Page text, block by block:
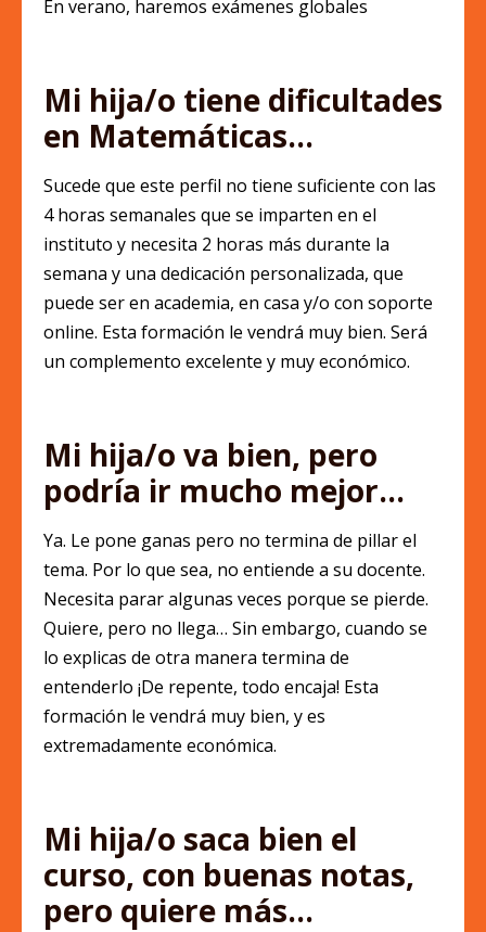
En verano, haremos exámenes globales
Mi hija/o tiene dificultades
en Matemáticas…
Sucede que este perfil no tiene suficiente con las
4 horas semanales que se imparten en el
instituto y necesita 2 horas más durante la
semana y una dedicación personalizada, que
puede ser en academia, en casa y/o con soporte
online. Esta formación le vendrá muy bien. Será
un complemento excelente y muy económico.
Mi hija/o va bien, pero
podría ir mucho mejor…
Ya. Le pone ganas pero no termina de pillar el
tema. Por lo que sea, no entiende a su docente.
Necesita parar algunas veces porque se pierde.
Quiere, pero no llega… Sin embargo, cuando se
lo explicas de otra manera termina de
entenderlo ¡De repente, todo encaja! Esta
formación le vendrá muy bien, y es
extremadamente económica.
Mi hija/o saca bien el
curso, con buenas notas,
pero quiere más…